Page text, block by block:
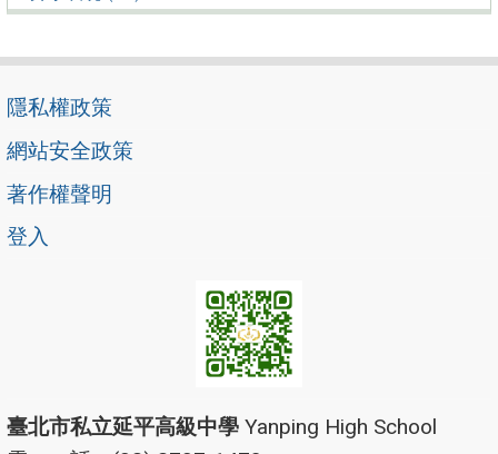
隱私權政策
網站安全政策
著作權聲明
登入
臺北市私立延平高級中學 Yanping High School